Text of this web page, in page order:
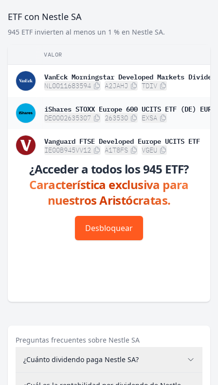
ETF con Nestle SA
945 ETF invierten al menos un 1 % en Nestle SA.
VALOR
NL0011683594 A2JAHJ TDIV
DE0002635307 263530 EXSA
Vanguard FTSE Developed Europe UCITS ETF
IE00B945VV12 A1T8FS VGEU
¿Acceder a todos los 945 ETF?
Característica exclusiva para
nuestros Aristócratas.
Desbloquear
Preguntas frecuentes sobre Nestle SA
¿Cuánto dividendo paga Nestle SA?